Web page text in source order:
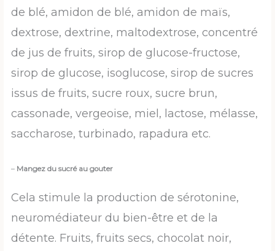
de blé, amidon de blé, amidon de maïs,
dextrose, dextrine, maltodextrose, concentré
de jus de fruits, sirop de glucose-fructose,
sirop de glucose, isoglucose, sirop de sucres
issus de fruits, sucre roux, sucre brun,
cassonade, vergeoise, miel, lactose, mélasse,
saccharose, turbinado, rapadura etc.
– Mangez du sucré au gouter
Cela stimule la production de sérotonine,
neuromédiateur du bien-être et de la
détente. Fruits, fruits secs, chocolat noir,